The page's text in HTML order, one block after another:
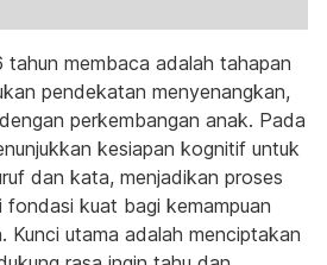
tahun membaca adalah tahapan
pendekatan menyenangkan,
perkembangan anak. Pada
kesiapan kognitif untuk
dan kata, menjadikan proses
fondasi kuat bagi kemampuan
Kunci utama adalah menciptakan